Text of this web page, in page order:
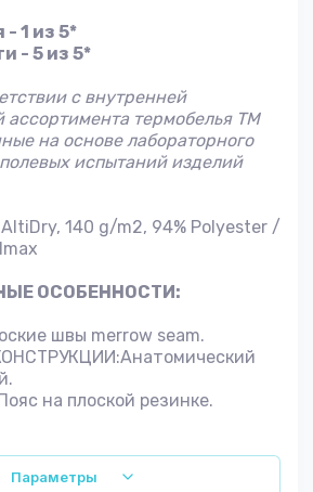
1 из 5*
- 5 из 5*
с внутренней
ассортимента термобелья ТМ
на основе лабораторного
испытаний изделий
140 g/m2, 94% Polyester /
ОСОБЕННОСТИ:
швы merrow seam.
на плоской резинке.
Параметры